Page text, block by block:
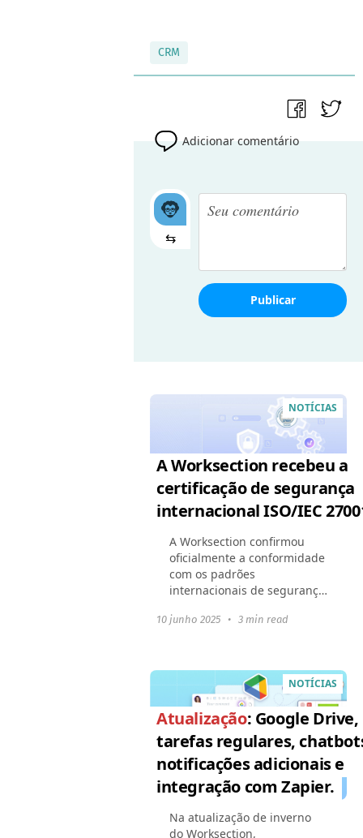
CRM
Adicionar comentário
⇆
Publicar
NOTÍCIAS
A Worksection recebeu a
certificação de segurança
internacional ISO/IEC
A Worksection confirmou
oficialmente a conformidade
com os padrões
internacionais de segurança
o certificado ISO/IEC
processos...
10 junho 2025 • 3 min read
NOTÍCIAS
Atualização: Google Drive,
tarefas regulares,
notificações adicionais e
integração com Zapier.
Na atualização de inverno
do Worksection,